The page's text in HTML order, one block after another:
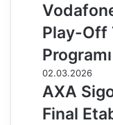
Play-Off
02.03.2026
AXA
Final